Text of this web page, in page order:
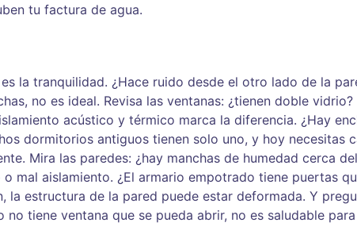
tu factura de agua.
la tranquilidad. ¿Hace ruido desde el otro lado de la
no es ideal. Revisa las ventanas: ¿tienen doble vidrio?
acústico y térmico marca la diferencia. ¿Hay
dormitorios antiguos tienen solo uno, y hoy necesitas
Mira las paredes: ¿hay manchas de humedad cerca
mal aislamiento. ¿El armario empotrado tiene puertas
la estructura de la pared puede estar deformada. Y
tiene ventana que se pueda abrir, no es saludable